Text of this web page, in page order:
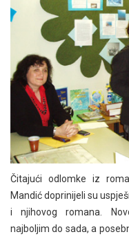
Čitajući odlomke iz
Mandić doprinijeli su
i njihovog romana.
najboljim do sada, a